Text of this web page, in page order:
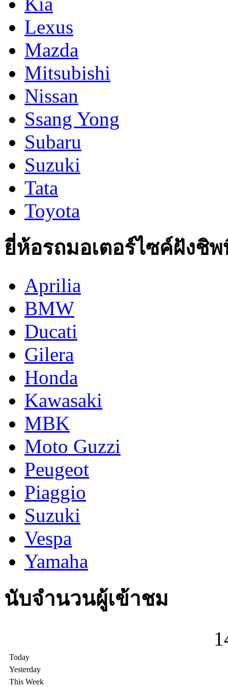
Lexus
Mazda
Mitsubishi
Nissan
Ssang Yong
Subaru
Suzuki
Tata
Toyota
ยี่ห้อรถมอเตอร์ไซค์ฝังชิ
Aprilia
BMW
Ducati
Gilera
Honda
Kawasaki
MBK
Moto Guzzi
Peugeot
Piaggio
Suzuki
Vespa
Yamaha
นับจำนวนผู้เข้าชม
1
Today
Yesterday
This Week